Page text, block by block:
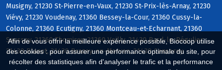
Afin de vous offrir la meilleure expérience possible, Biocoop utilise
des cookies : pour assurer une performance optimale du site, pour
récolter des statistiques afin d'analyser le trafic et la performance
Musigny, 21230 St-Pierre-en-Vaux, 21230 St-Prix-lès-Arnay, 21230
Viévy, 21230 Voudenay, 21360 Bessey-la-Cour, 21360 Cussy-la-
Colonne, 21360 Ecutigny, 21360 Montceau-et-Echarnant, 21360
Saussey, 21360 Thomirey, 21360 Veilly, 21430 Bard-le-Régulier,
21430 Blanot, 21430 Brazey-en-Morvan, 21430 Censerey